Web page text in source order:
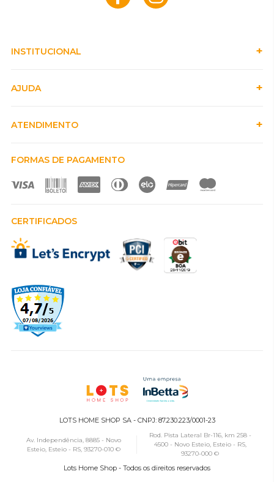
INSTITUCIONAL
AJUDA
ATENDIMENTO
FORMAS DE PAGAMENTO
CERTIFICADOS
LOTS HOME SHOP SA - CNPJ: 87.230.223/0001-23
Av. Independência, 8885 - Novo
Esteio, Esteio - RS, 93270-010 ©
Rod. Pista Lateral Br-116, km 258 -
4500 - Novo Esteio, Esteio - RS,
93270-000 ©
Lots Home Shop - Todos os direitos reservados